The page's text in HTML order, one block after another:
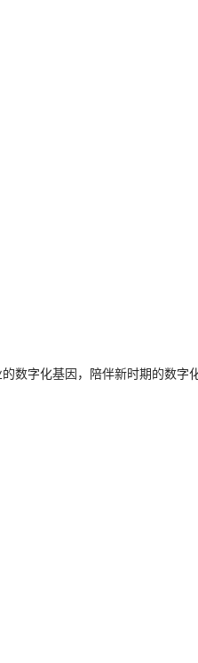
数字化基因，陪伴新时期的数字